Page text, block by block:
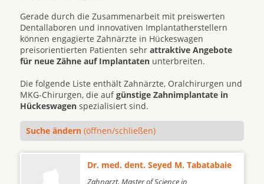
Gerade durch die Zusammenarbeit mit preiswerten
Dentallaboren und innovativen Implantatherstellern
können engagierte Zahnärzte in Hückeswagen
preisorientierten Patienten sehr attraktive Angebote
für neue Zähne auf Implantaten unterbreiten.
Die folgende Liste enthält Zahnärzte, Oralchirurgen und
MKG-Chirurgen, die aufgünstige Zahnimplantate in
Hückeswagen spezialisiert sind.
Suche ändern (öffnen/schließen)
Dr. med. dent. Seyed M. Tabatabaie
Zahnarzt, Master of Science in